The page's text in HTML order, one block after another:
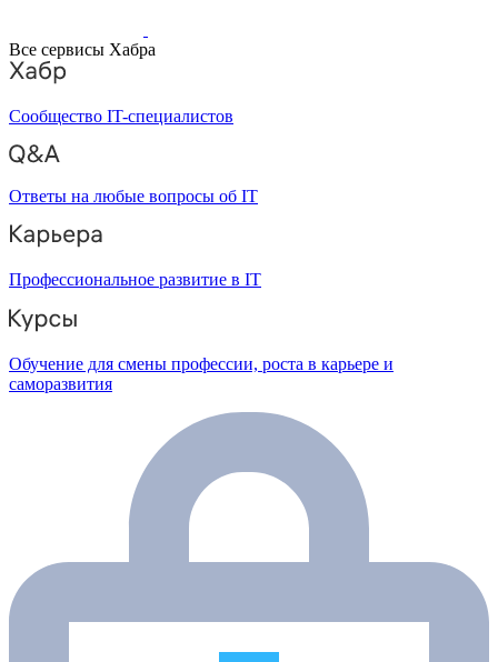
Все сервисы Хабра
Сообщество IT-специалистов
Ответы на любые вопросы об IT
Профессиональное развитие в IT
Обучение для смены профессии, роста в карьере и
саморазвития